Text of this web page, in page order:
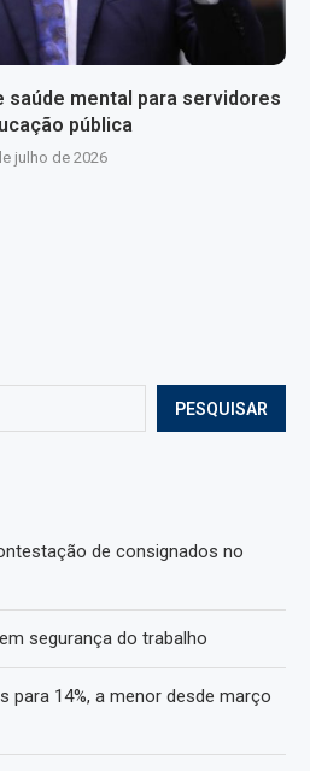
saúde mental para servidores
pública
julho de 2026
PESQUISAR
de consignados no
segurança do trabalho
para 14%, a menor desde março